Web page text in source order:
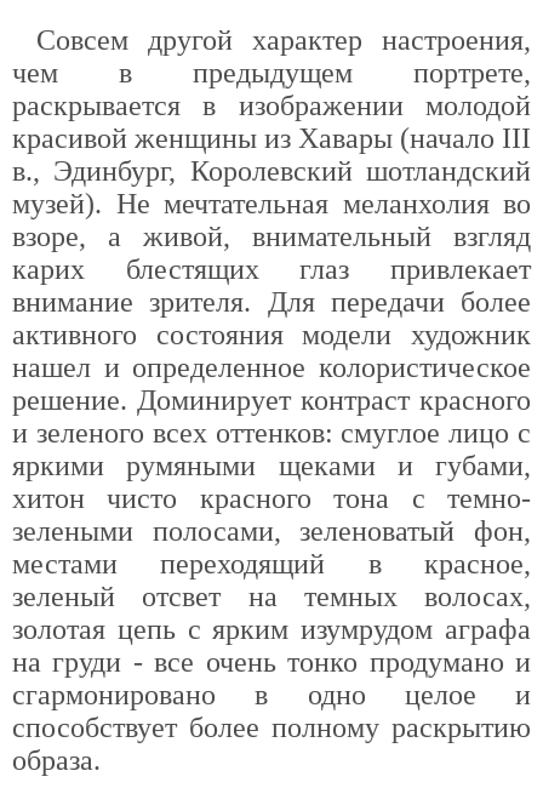
Совсем другой характер настроения,
чем в предыдущем портрете,
раскрывается в изображении молодой
красивой женщины из Хавары (начало III
в., Эдинбург, Королевский шотландский
музей). Не мечтательная меланхолия во
взоре, а живой, внимательный взгляд
карих блестящих глаз привлекает
внимание зрителя. Для передачи более
активного состояния модели художник
нашел и определенное колористическое
решение. Доминирует контраст красного
и зеленого всех оттенков: смуглое лицо с
яркими румяными щеками и губами,
хитон чисто красного тона с темно-
зелеными полосами, зеленоватый фон,
местами переходящий в красное,
зеленый отсвет на темных волосах,
золотая цепь с ярким изумрудом аграфа
на груди - все очень тонко продумано и
сгармонировано в одно целое и
способствует более полному раскрытию
образа.